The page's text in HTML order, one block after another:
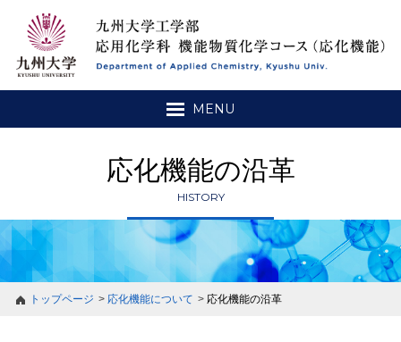
MENU
応化機能の沿革
HISTORY
トップページ 応化機能について 応化機能の沿革